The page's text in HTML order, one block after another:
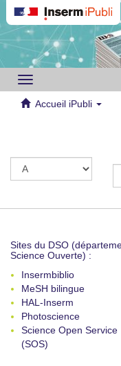
Toggle
navigation
Accueil iPubli
Sites du DSO
Science Ouverte) :
Insermbiblio
MeSH bilingue
HAL-Inserm
Photoscience
Science Open Service
(SOS)